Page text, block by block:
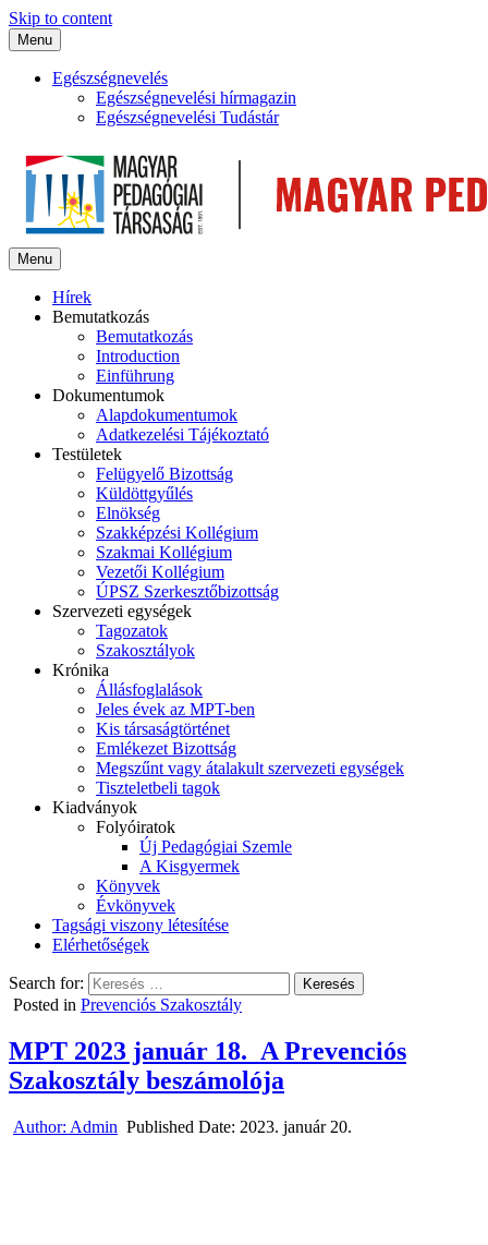
Skip to content
Menu
Egészségnevelés
Egészségnevelési hírmagazin
Egészségnevelési Tudástár
Menu
Hírek
Bemutatkozás
Bemutatkozás
Introduction
Einführung
Dokumentumok
Alapdokumentumok
Adatkezelési Tájékoztató
Testületek
Felügyelő Bizottság
Küldöttgyűlés
Elnökség
Szakképzési Kollégium
Szakmai Kollégium
Vezetői Kollégium
ÚPSZ Szerkesztőbizottság
Szervezeti egységek
Tagozatok
Szakosztályok
Krónika
Állásfoglalások
Jeles évek az MPT-ben
Kis társaságtörténet
Emlékezet Bizottság
Megszűnt vagy átalakult szervezeti egységek
Tiszteletbeli tagok
Kiadványok
Folyóiratok
Új Pedagógiai Szemle
A Kisgyermek
Könyvek
Évkönyvek
Tagsági viszony létesítése
Elérhetőségek
Search for:
Posted in Prevenciós Szakosztály
MPT 2023 január 18. A Prevenciós
Szakosztály beszámolója
Author: Admin Published Date: 2023. január 20.